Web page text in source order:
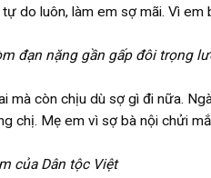
do luôn, làm em sợ mãi. Vì em
đạn nặng gần gấp đôi trọng
mà còn chịu dù sợ gì đi nữa.
chị. Mẹ em vì sợ bà nội chửi
của Dân tộc Việt